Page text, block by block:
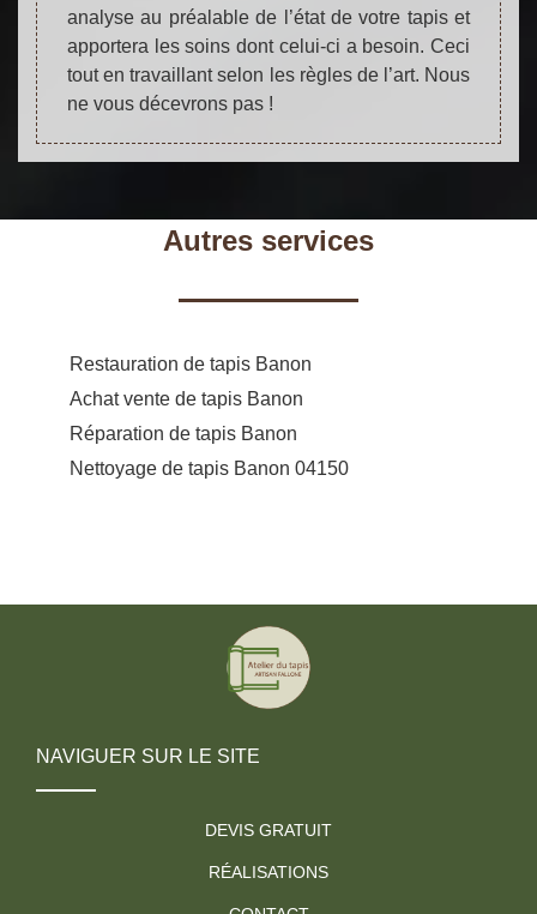
analyse au préalable de l’état de votre tapis et
apportera les soins dont celui-ci a besoin. Ceci
tout en travaillant selon les règles de l’art. Nous
ne vous décevrons pas !
Autres services
Restauration de tapis Banon
Achat vente de tapis Banon
Réparation de tapis Banon
Nettoyage de tapis Banon 04150
NAVIGUER SUR LE SITE
DEVIS GRATUIT
RÉALISATIONS